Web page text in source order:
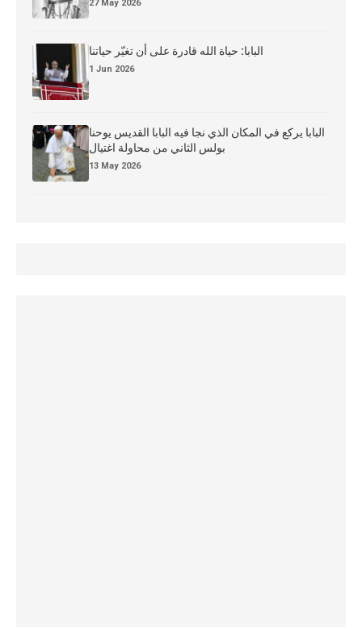
27 May 2026
البابا: حياة الله قادرة على أن تغيّر حياتنا
1 Jun 2026
البابا يركع في المكان الذي نجا فيه البابا القديس يوحنا
بولس الثاني من محاولة اغتيال
13 May 2026